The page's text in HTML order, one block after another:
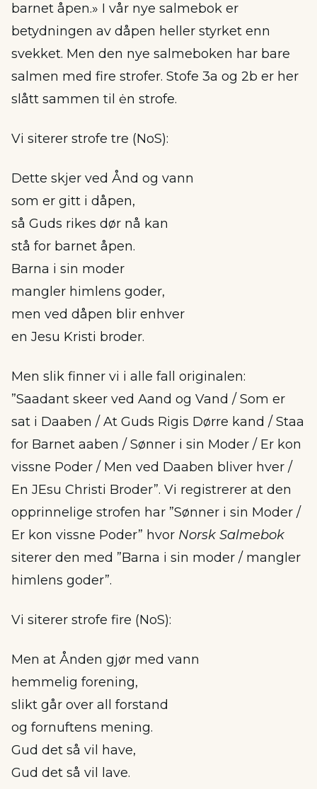
barnet åpen.» I vår nye salmebok er
betydningen av dåpen heller styrket enn
svekket. Men den nye salmeboken har bare
salmen med fire strofer. Stofe 3a og 2b er her
slått sammen til ėn strofe.
Vi siterer strofe tre (NoS):
Dette skjer ved Ånd og vann
som er gitt i dåpen,
så Guds rikes dør nå kan
stå for barnet åpen.
Barna i sin moder
mangler himlens goder,
men ved dåpen blir enhver
en Jesu Kristi broder.
Men slik finner vi i alle fall originalen:
”Saadant skeer ved Aand og Vand / Som er
sat i Daaben / At Guds Rigis Dørre kand / Staa
for Barnet aaben / Sønner i sin Moder / Er kon
vissne Poder / Men ved Daaben bliver hver /
En JEsu Christi Broder”. Vi registrerer at den
opprinnelige strofen har ”Sønner i sin Moder /
Er kon vissne Poder” hvor Norsk Salmebok
siterer den med ”Barna i sin moder / mangler
himlens goder”.
Vi siterer strofe fire (NoS):
Men at Ånden gjør med vann
hemmelig forening,
slikt går over all forstand
og fornuftens mening.
Gud det så vil have,
Gud det så vil lave.